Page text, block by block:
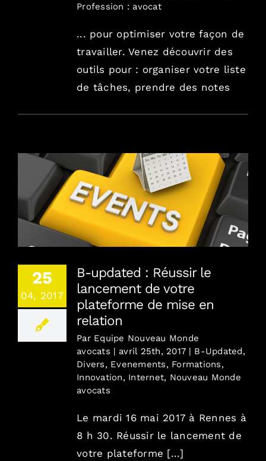
Profession : avocat
... pour optimiser votre façon de
travailler. Venez découvrir des
outils pour : organiser votre liste
de tâches, prendre des notes
B-updated : Réussir le lancement de votre
plateforme de mise en relation
25
04, 2017
B-updated : Réussir le
lancement de votre
plateforme de mise en
relation
Par Equipe Nouveau Monde
avocats | avril 25th, 2017 | B-Updated,
Divers, Evenements, Formations,
Innovation, Internet, Nouveau Monde
avocats
Le mardi 16 mai 2017 à Rennes à
8 h 30. Réussir le lancement de
votre plateforme [...]